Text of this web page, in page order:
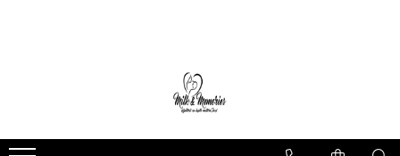
Brățări argint